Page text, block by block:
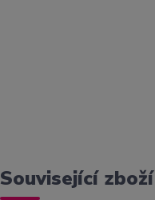
Související zboží